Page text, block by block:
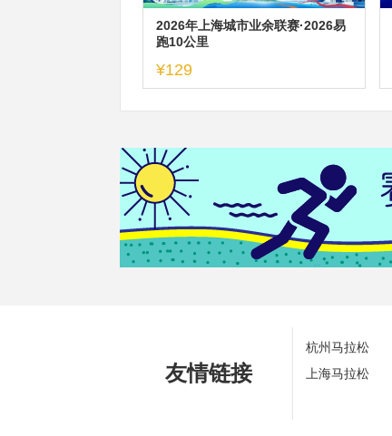
2026年上海城市业余联赛·2026易
跑10公里
¥129
友情链接
杭州马拉松
上海马拉松